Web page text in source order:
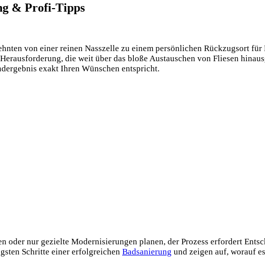
& Profi-Tipps
von einer reinen Nasszelle zu einem persönlichen Rückzugsort
die weit über das bloße Austauschen von Fliesen
exakt Ihren Wünschen entspricht.
oder nur gezielte Modernisierungen planen, der Prozess erfordert
Schritte einer erfolgreichen Badsanierung und zeigen auf, worauf